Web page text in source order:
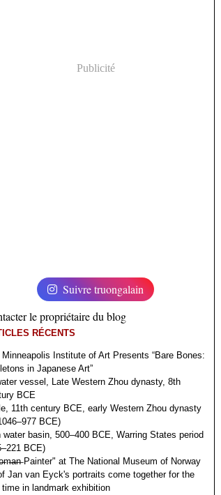
Publicité
Suivre truongalain
le propriétaire du blog
RÉCENTS
Minneapolis Institute of Art Presents “Bare Bones:
in Japanese Art”
vessel, Late Western Zhou dynasty, 8th
BCE
11th century BCE, early Western Zhou dynasty
BCE)
water basin, 500–400 BCE, Warring States period
BCE)
Painter" at The National Museum of Norway
Jan van Eyck's portraits come together for the
in landmark exhibition